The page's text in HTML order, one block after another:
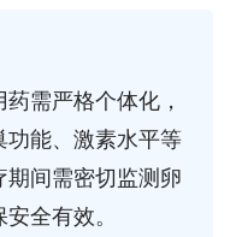
需严格个体化，
功能、激素水平等
间需密切监测卵
全有效。